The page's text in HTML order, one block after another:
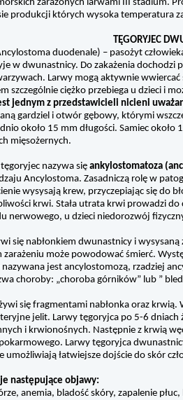
zarażonych larwami III stadium.
produkcji których wysoka temperatura
TĘGORYJEC
duodenale) – pasożyt
w dwunastnicy. Do zakażenia dochodzi
Larwy mogą aktywnie
szczególnie ciężko przebiega u dzieci i
jednym z przedstawicieli nicieni
gardziel i otwór gębowy, którymi
około 15 mm długości. Samiec około
mięsożernych.
nazywa się ankylostomatoza
Ancylostoma. Zasadniczą rolę w
wysysają krew, przyczepiając się do
krwi. Stała utrata krwi prowadzi
nerwowego, u dzieci niedorozwój
się nabłonkiem dwunastnicy i
zarażeniu może powodować śmierć.
jest ancylostomozą, rzadziej
choroby: „choroba górników” lub ”
się fragmentami nabłonka oraz
jelit. Larwy tęgoryjca po 5-6 dniach
i krwionośnych. Następnie z krwią
Larwy tęgoryjca
umożliwiają łatwiejsze dojście do skór
następujące objawy:
anemia, bladość skóry, zapalenie